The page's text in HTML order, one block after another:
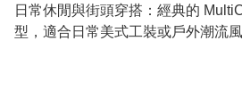
日常休閒與街頭穿搭：經典的
型，適合日常美式工裝或戶外潮流風